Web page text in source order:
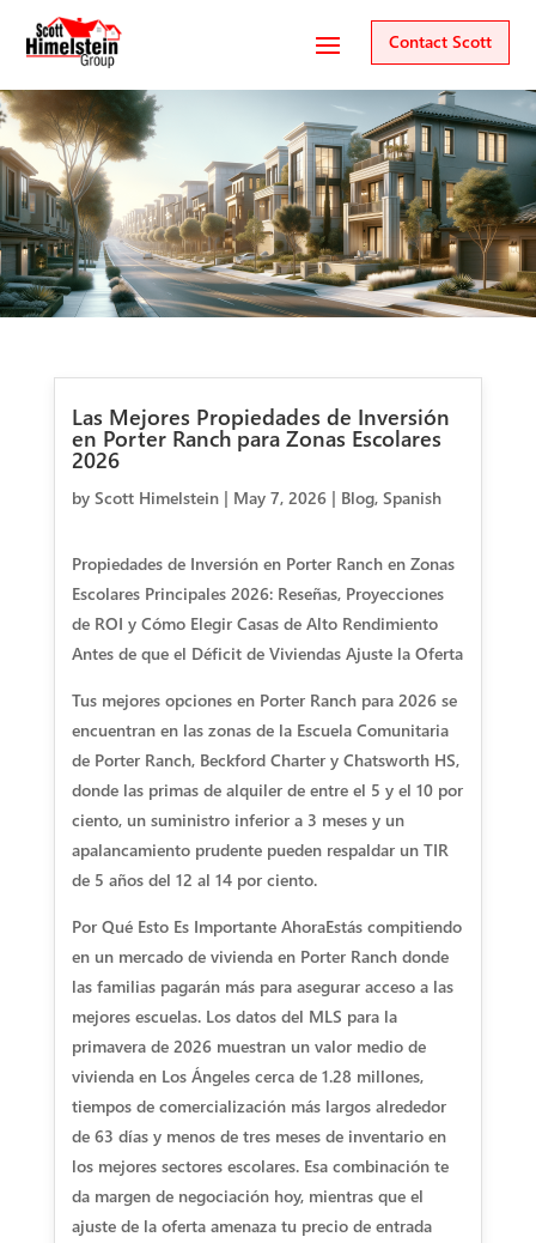
Contact Scott
Las Mejores Propiedades de Inversión
en Porter Ranch para Zonas Escolares
2026
by Scott Himelstein| May 7, 2026| Blog, Spanish
Propiedades de Inversión en Porter Ranch en Zonas
Escolares Principales 2026: Reseñas, Proyecciones
de ROI y Cómo Elegir Casas de Alto Rendimiento
Antes de que el Déficit de Viviendas Ajuste la Oferta
Tus mejores opciones en Porter Ranch para 2026 se
encuentran en las zonas de la Escuela Comunitaria
de Porter Ranch, Beckford Charter y Chatsworth HS,
donde las primas de alquiler de entre el 5 y el 10 por
ciento, un suministro inferior a 3 meses y un
apalancamiento prudente pueden respaldar un TIR
de 5 años del 12 al 14 por ciento.
Por Qué Esto Es Importante AhoraEstás compitiendo
en un mercado de vivienda en Porter Ranch donde
las familias pagarán más para asegurar acceso a las
mejores escuelas. Los datos del MLS para la
primavera de 2026 muestran un valor medio de
vivienda en Los Ángeles cerca de 1.28 millones,
tiempos de comercialización más largos alrededor
de 63 días y menos de tres meses de inventario en
los mejores sectores escolares. Esa combinación te
da margen de negociación hoy, mientras que el
ajuste de la oferta amenaza tu precio de entrada